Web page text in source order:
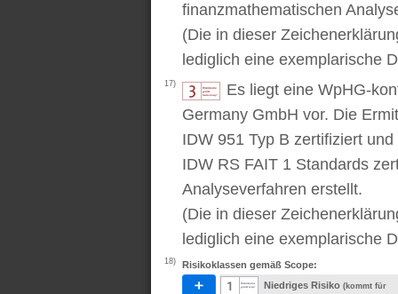
finanzmathematischen
(Die in dieser
lediglich eine exemplarische
17)
Es liegt eine WpHG-
Germany GmbH vor. Die
IDW 951 Typ B zertifiziert
IDW RS FAIT 1 Standards
Analyseverfahren erstellt.
(Die in dieser
lediglich eine exemplarische
18)
Risikoklassen gemäß Scope:
Niedriges Risiko (kommt für